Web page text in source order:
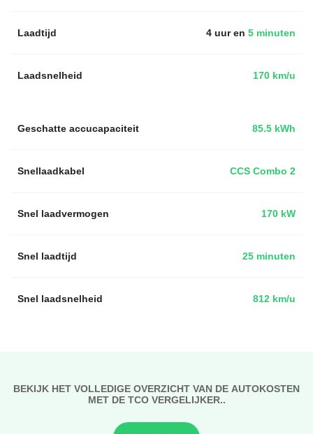
Laadtijd 4 uur en 5 minuten
Laadsnelheid 170 km/u
85.5 kWh
Geschatte accucapaciteit
Snellaadkabel CCS Combo 2
Snel laadvermogen 170 kW
Snel laadtijd 25 minuten
Snel laadsnelheid 812 km/u
BEKIJK HET VOLLEDIGE OVERZICHT VAN DE AUTOKOSTEN
MET DE TCO VERGELIJKER..